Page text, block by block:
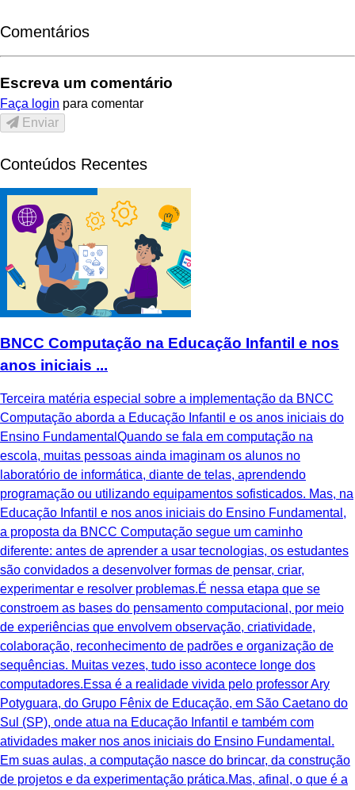
Comentários
Escreva um comentário
Faça login para comentar
Enviar
Conteúdos Recentes
BNCC Computação na Educação Infantil e nos
anos iniciais ...
Terceira matéria especial sobre a implementação da BNCC
Computação aborda a Educação Infantil e os anos iniciais do
Ensino FundamentalQuando se fala em computação na
escola, muitas pessoas ainda imaginam os alunos no
laboratório de informática, diante de telas, aprendendo
programação ou utilizando equipamentos sofisticados. Mas, na
Educação Infantil e nos anos iniciais do Ensino Fundamental,
a proposta da BNCC Computação segue um caminho
diferente: antes de aprender a usar tecnologias, os estudantes
são convidados a desenvolver formas de pensar, criar,
experimentar e resolver problemas.É nessa etapa que se
constroem as bases do pensamento computacional, por meio
de experiências que envolvem observação, criatividade,
colaboração, reconhecimento de padrões e organização de
sequências. Muitas vezes, tudo isso acontece longe dos
computadores.Essa é a realidade vivida pelo professor Ary
Potyguara, do Grupo Fênix de Educação, em São Caetano do
Sul (SP), onde atua na Educação Infantil e também com
atividades maker nos anos iniciais do Ensino Fundamental.
Em suas aulas, a computação nasce do brincar, da construção
de projetos e da experimentação prática.Mas, afinal, o que é a